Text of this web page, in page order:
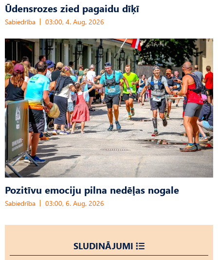
Ūdensrozes zied pagaidu dīķī
Sabiedrība 03:00, 4. Aug, 2026
Pozitīvu emociju pilna nedēļas nogale
Sabiedrība 03:00, 6. Aug, 2026
SLUDINĀJUMI